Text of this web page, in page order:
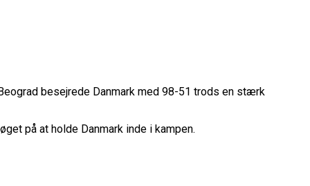
Cupbesejrede Danmark med 98-51 trods en stærk
på at holde Danmark inde i kampen.